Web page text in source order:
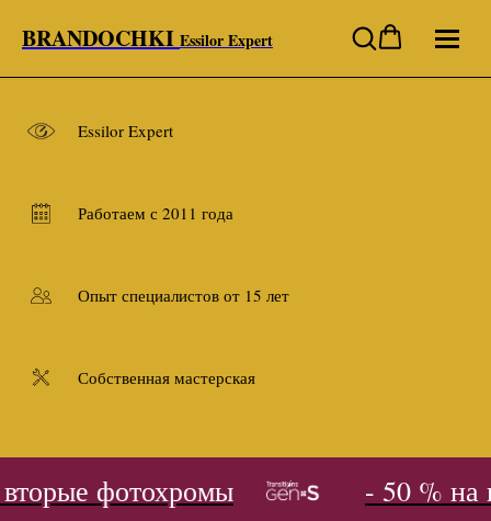
BRANDOCHKI Essilor Expert
Essilor Expert
Работаем с 2011 года
Опыт специалистов от 15 лет
Собственная мастерская
фотохромы - 50 % на